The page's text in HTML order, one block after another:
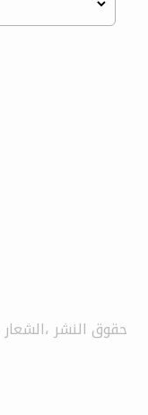
حقوق النشر ،الشعار